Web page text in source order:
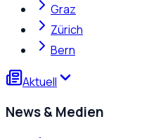
Graz
Zürich
Bern
Aktuell
News & Medien